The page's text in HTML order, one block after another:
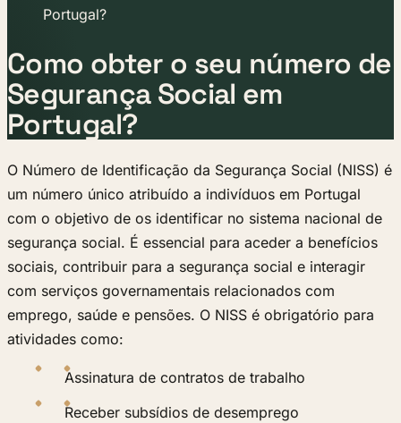
Portugal?
Como obter o seu número de
Segurança Social em
Portugal?
O Número de Identificação da Segurança Social (NISS) é
um número único atribuído a indivíduos em Portugal
com o objetivo de os identificar no sistema nacional de
segurança social. É essencial para aceder a benefícios
sociais, contribuir para a segurança social e interagir
com serviços governamentais relacionados com
emprego, saúde e pensões. O NISS é obrigatório para
atividades como:
Assinatura de contratos de trabalho
Receber subsídios de desemprego